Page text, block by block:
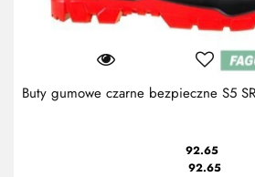
Buty gumowe czarne bezpieczne S5
92.65
92.65